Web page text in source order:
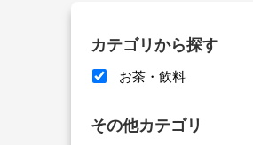
カテゴリから探す
お茶・飲料
その他カテゴリ